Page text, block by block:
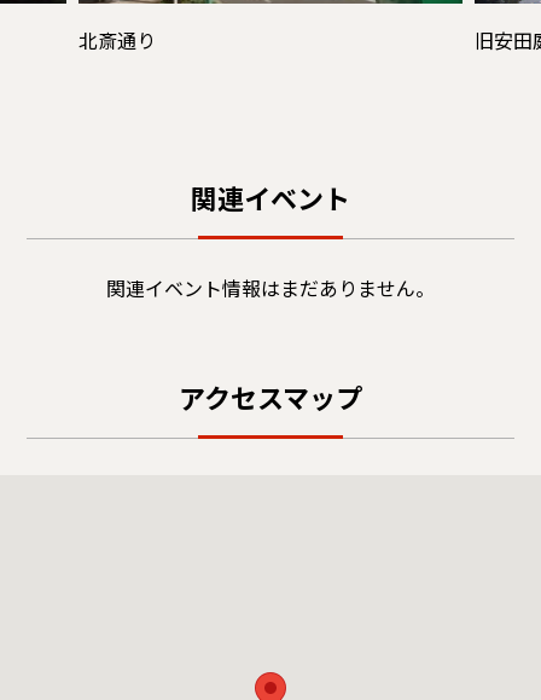
北斎通り 旧安田
関連イベント
関連イベント情報はまだありません。
アクセスマップ